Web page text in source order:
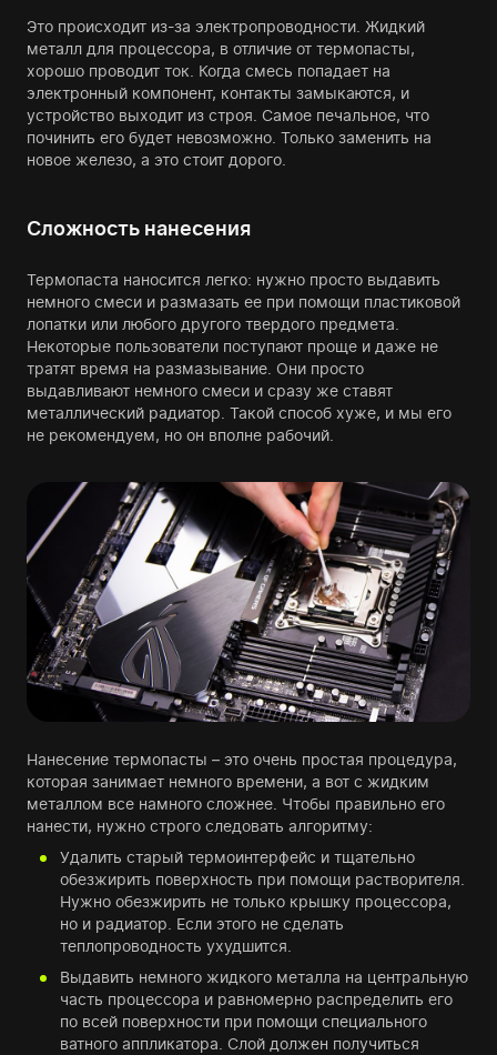
Это происходит из-за электропроводности. Жидкий
металл для процессора, в отличие от термопасты,
хорошо проводит ток. Когда смесь попадает на
электронный компонент, контакты замыкаются, и
устройство выходит из строя. Самое печальное, что
починить его будет невозможно. Только заменить на
новое железо, а это стоит дорого.
Сложность нанесения
Термопаста наносится легко: нужно просто выдавить
немного смеси и размазать ее при помощи пластиковой
лопатки или любого другого твердого предмета.
Некоторые пользователи поступают проще и даже не
тратят время на размазывание. Они просто
выдавливают немного смеси и сразу же ставят
металлический радиатор. Такой способ хуже, и мы его
не рекомендуем, но он вполне рабочий.
Нанесение термопасты – это очень простая процедура,
которая занимает немного времени, а вот с жидким
металлом все намного сложнее. Чтобы правильно его
нанести, нужно строго следовать алгоритму:
Удалить старый термоинтерфейс и тщательно
обезжирить поверхность при помощи растворителя.
Нужно обезжирить не только крышку процессора,
но и радиатор. Если этого не сделать
теплопроводность ухудшится.
Выдавить немного жидкого металла на центральную
часть процессора и равномерно распределить его
по всей поверхности при помощи специального
ватного аппликатора. Слой должен получиться